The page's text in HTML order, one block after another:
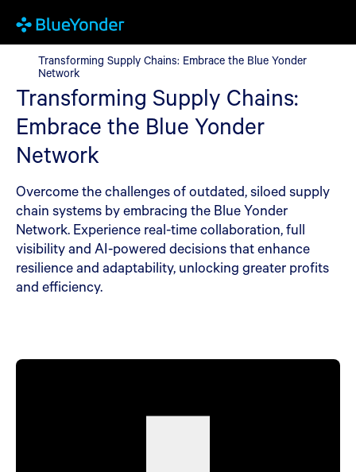
Transforming Supply Chains: Embrace the Blue Yonder Network
Transforming Supply Chains: Embrace the Blue Yonder
Network
Transforming Supply Chains:
Embrace the Blue Yonder
Network
Overcome the challenges of outdated, siloed supply
chain systems by embracing the Blue Yonder
Network. Experience real-time collaboration, full
visibility and AI-powered decisions that enhance
resilience and adaptability, unlocking greater profits
and efficiency.